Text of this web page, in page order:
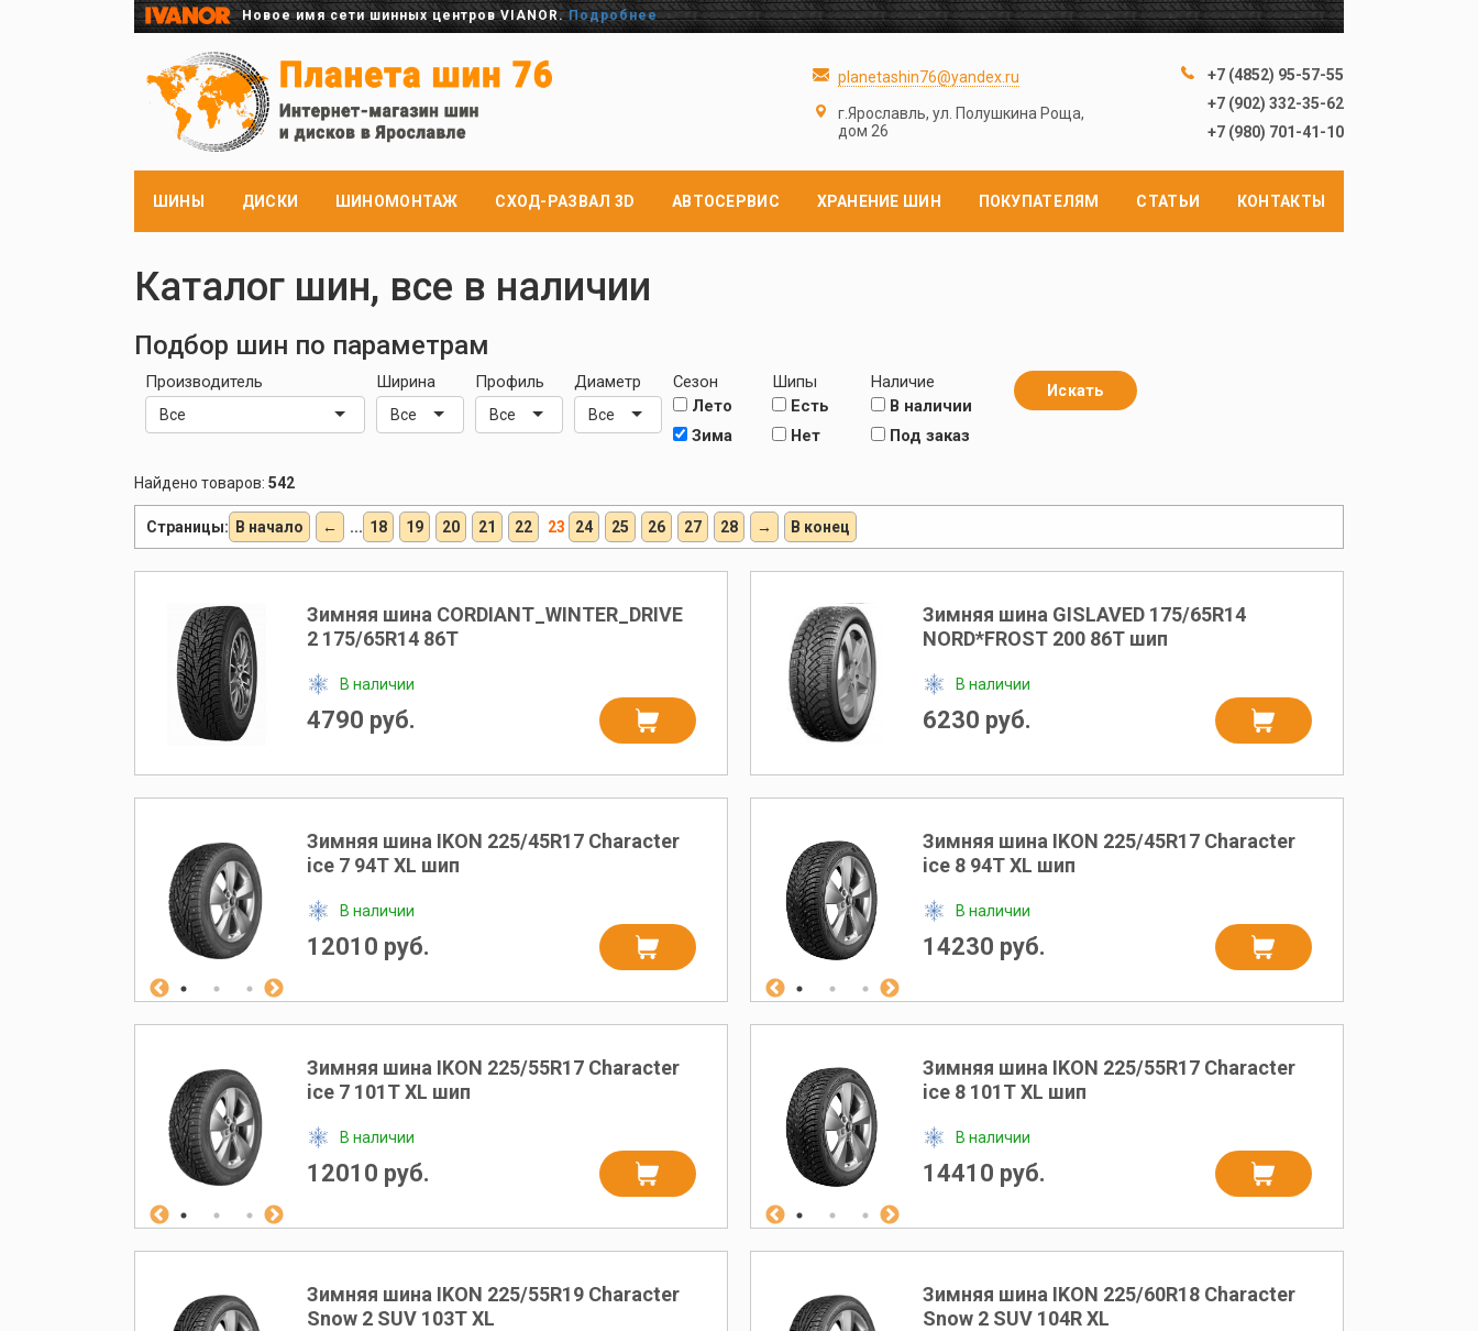
Новое имя сети шинных центров VIANOR.Подробнее
+7 (4852) 95-57-55
+7 (902) 332-35-62
+7 (980) 701-41-10
planetashin76@yandex.ru
г.Ярославль, ул. Полушкина Роща,
дом 26
ШИНЫ ДИСКИ ШИНОМОНТАЖ СХОД-РАЗВАЛ 3D АВТОСЕРВИС ХРАНЕНИЕ ШИН ПОКУПАТЕЛЯМ СТАТЬИ КОНТАКТЫ
Каталог шин, все в наличии
Подбор шин по параметрам
Производитель
Все
Ширина
Все
Профиль
Все
Диаметр
Все
Сезон
Лето
Зима
Шипы
Есть
Нет
Наличие
В наличии
Под заказ
Искать
Найдено товаров: 542
Страницы: В начало ← ... 18 19 20 21 22 23 24 25 26 27 28 → В конец
Зимняя шина CORDIANT_WINTER_DRIVE
2 175/65R14 86T
В наличии
4790 руб.
Зимняя шина GISLAVED 175/65R14
NORD*FROST 200 86T шип
В наличии
6230 руб.
Зимняя шина IKON 225/45R17 Character
ice 7 94T XL шип
В наличии
12010 руб.
Зимняя шина IKON 225/45R17 Character
ice 8 94T XL шип
В наличии
14230 руб.
Зимняя шина IKON 225/55R17 Character
ice 7 101T XL шип
В наличии
12010 руб.
Зимняя шина IKON 225/55R17 Character
ice 8 101T XL шип
В наличии
14410 руб.
Зимняя шина IKON 225/55R19 Character
Snow 2 SUV 103T XL
Зимняя шина IKON 225/60R18 Character
Snow 2 SUV 104R XL